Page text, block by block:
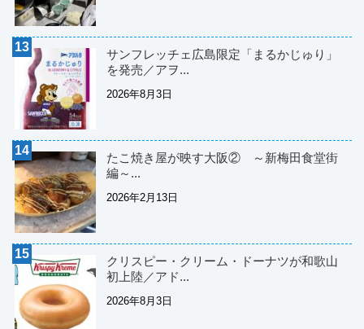
サンフレッチェ広島限定「まるかじゅり」
を発売／アヲ...
2026年8月3日
たこ焼き屋が映す大阪② ～新梅田食堂街
編～...
2026年2月13日
クリスピー・クリーム・ドーナツが和歌山
初上陸／アド...
2026年8月3日